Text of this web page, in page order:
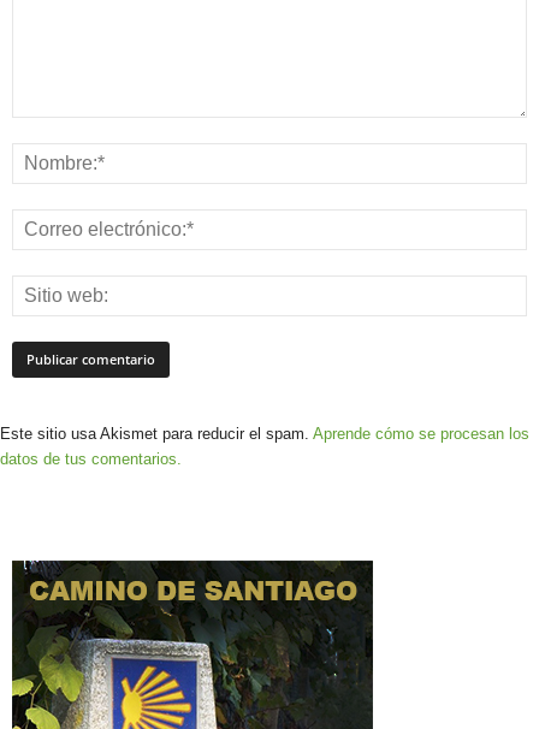
Este sitio usa Akismet para reducir el spam. Aprende cómo se procesan los
datos de tus comentarios.